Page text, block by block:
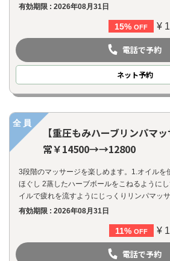
有効期限 : 2026年08月31日
15% OFF ¥
電話で予約
ネット予約
全員
【重圧もみハーブリンパマ
常￥14500→→12800
3段階のマッサージを楽しめます。1.オイルを
ほぐし 2蒸したハーブボールをこねるように
イルで疲れを流すようにじっくりリンパマッ
有効期限 : 2026年08月31日
11% OFF ¥
電話で予約